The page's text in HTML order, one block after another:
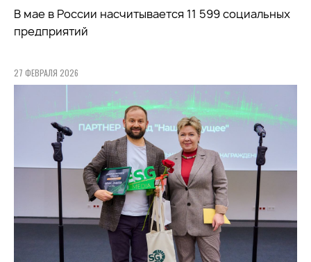
В мае в России насчитывается 11 599 социальных
предприятий
27 ФЕВРАЛЯ 2026